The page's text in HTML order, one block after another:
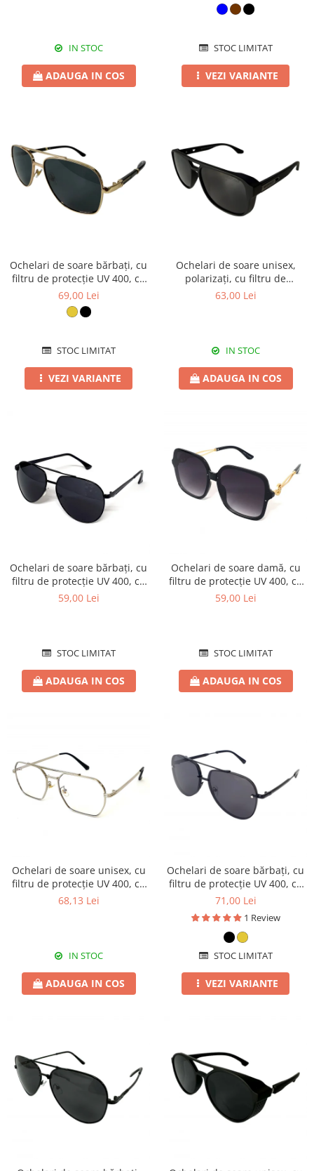
IN STOC
ADAUGA IN COS
STOC LIMITAT
VEZI VARIANTE
Ochelari de soare bărbați, cu
filtru de protecție UV 400, cu
toc cadou, OSB73
69,00 Lei
STOC LIMITAT
VEZI VARIANTE
Ochelari de soare unisex,
polarizați, cu filtru de
protecție UV 400, cu toc
63,00 Lei
IN STOC
ADAUGA IN COS
Ochelari de soare bărbați, cu
filtru de protecție UV 400, cu
toc cadou, OSB15
59,00 Lei
STOC LIMITAT
ADAUGA IN COS
Ochelari de soare damă, cu
filtru de protecție UV 400, cu
toc cadou, OSD33
59,00 Lei
STOC LIMITAT
ADAUGA IN COS
Ochelari de soare unisex, cu
filtru de protecție UV 400, cu
toc cadou, OSX26
68,13 Lei
IN STOC
ADAUGA IN COS
Ochelari de soare bărbați, cu
filtru de protecție UV 400, cu
toc cadou, OSB34
71,00 Lei
1 Review
STOC LIMITAT
VEZI VARIANTE